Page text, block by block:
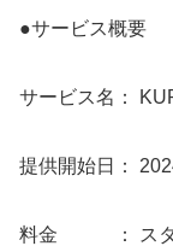
●サービス概要
サービス名：
提供開始日：
料金 ： スタン